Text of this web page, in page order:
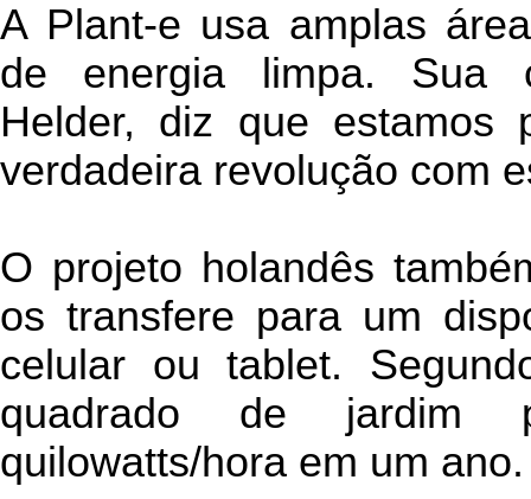
A Plant-e usa amplas
de energia limpa. Sua
Helder, diz que estamos
verdadeira revolução com
O projeto holandês
os transfere para um
celular ou tablet.
quadrado de jardim
quilowatts/hora em um ano.